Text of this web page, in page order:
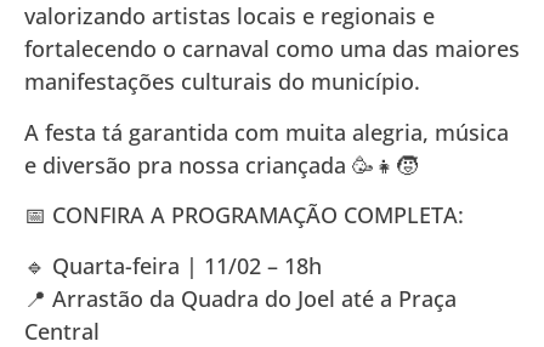
valorizando artistas locais e regionais e
fortalecendo o carnaval como uma das maiores
manifestações culturais do município.
A festa tá garantida com muita alegria, música
e diversão pra nossa criançada 🥳👧🧒
📅 CONFIRA A PROGRAMAÇÃO COMPLETA:
🔹 Quarta-feira | 11/02 – 18h
📍 Arrastão da Quadra do Joel até a Praça
Central